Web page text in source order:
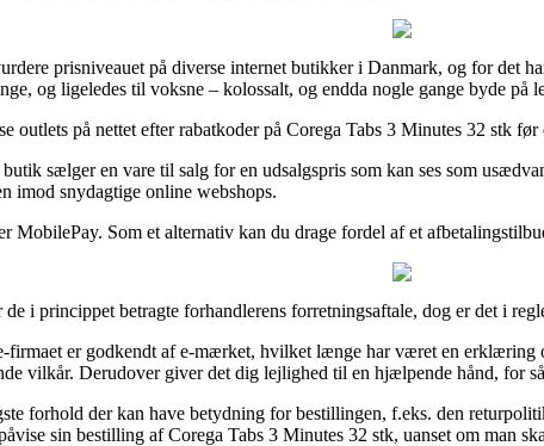
prisniveauet på diverse internet butikker i Danmark, og for det
og ligeledes til voksne – kolossalt, og endda nogle gange byde på
på nettet efter rabatkoder på Corega Tabs 3 Minutes 32 stk
sælger en vare til salg for en udsalgspris som kan ses som
imod snydagtige online webshops.
MobilePay. Som et alternativ kan du drage fordel af et
i princippet betragte forhandlerens forretningsaftale, dog er det i
er godkendt af e-mærket, hvilket længe har været en
vilkår. Derudover giver det dig lejlighed til en hjælpende hånd, for
forhold der kan have betydning for bestillingen, f.eks. den
sin bestilling af Corega Tabs 3 Minutes 32 stk, uanset om man